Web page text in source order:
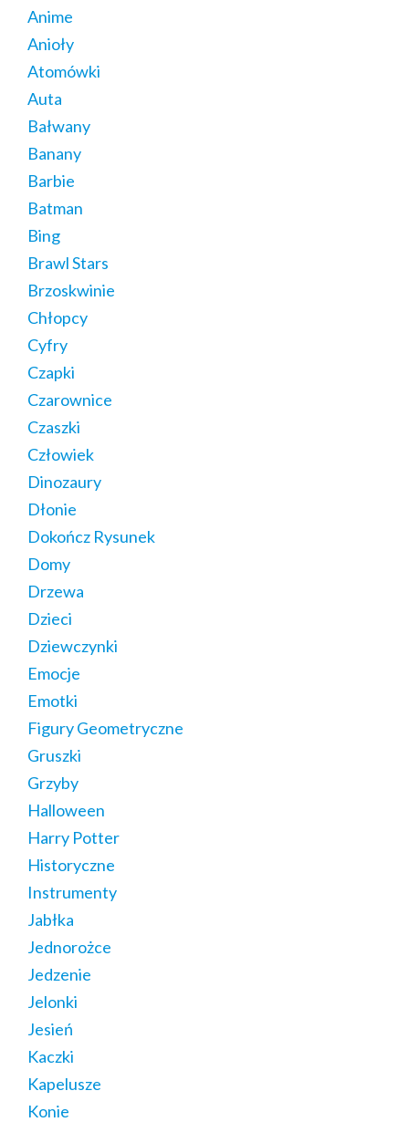
Anime
Anioły
Atomówki
Auta
Bałwany
Banany
Barbie
Batman
Bing
Brawl Stars
Brzoskwinie
Chłopcy
Cyfry
Czapki
Czarownice
Czaszki
Człowiek
Dinozaury
Dłonie
Dokończ Rysunek
Domy
Drzewa
Dzieci
Dziewczynki
Emocje
Emotki
Figury Geometryczne
Gruszki
Grzyby
Halloween
Harry Potter
Historyczne
Instrumenty
Jabłka
Jednorożce
Jedzenie
Jelonki
Jesień
Kaczki
Kapelusze
Konie